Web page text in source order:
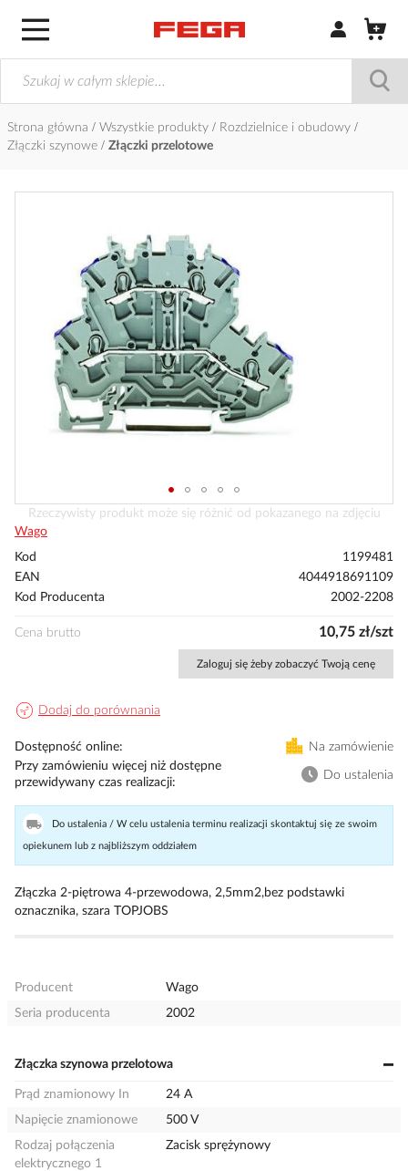
Zaloguj się /
Strona główna Wszystkie produkty
Rozdzielnice i obudowy
Złączki szynowe
Złączki przelotowe
Przejdź
na
początek
Rzeczywisty produkt może się różnić od pokazanego na zdjęciu
Wago
Kod
1199481
EAN
4044918691109
Kod Producenta
2002-2208
Cena brutto 10,75 zł/szt
Zaloguj się żeby zobaczyć Twoją cenę
Dodaj do porównania
Dostępność online
Na zamówienie
Przy zamówieniu więcej niż dostępne
przewidywany czas realizacji
Do ustalenia
Do ustalenia / W celu ustalenia terminu realizacji skontaktuj się ze swoim
opiekunem lub z najbliższym oddziałem
Złączka 2-piętrowa 4-przewodowa, 2,5mm2,bez podstawki
oznacznika, szara TOPJOBS
Producent
Wago
Seria producenta
2002
Złączka szynowa przelotowa
Prąd znamionowy In
24 A
Napięcie znamionowe
500 V
Rodzaj połączenia
elektrycznego 1
Zacisk sprężynowy